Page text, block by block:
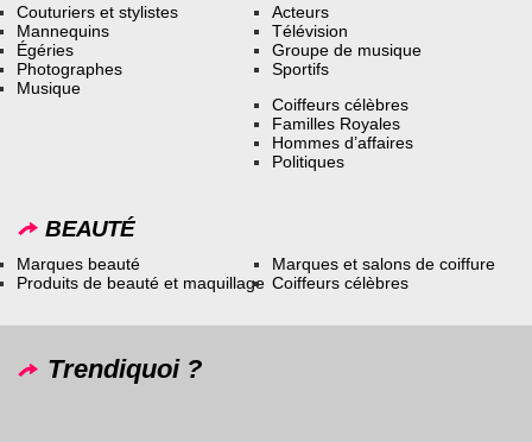
Couturiers et stylistes
Mannequins
Égéries
Photographes
Musique
Acteurs
Télévision
Groupe de musique
Sportifs
Coiffeurs célèbres
Familles Royales
Hommes d’affaires
Politiques
BEAUTÉ
Marques beauté
Produits de beauté et maquillage
Marques et salons de coiffure
Coiffeurs célèbres
Trendiquoi ?